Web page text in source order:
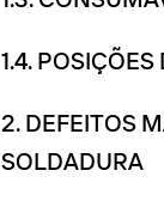
1.4.
2. DEFEITOS
SOLDADURA